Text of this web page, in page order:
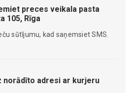
preces veikala pasta
105, Rīga
sūtījumu, kad saņemsiet SMS.
norādīto adresi ar kurjeru